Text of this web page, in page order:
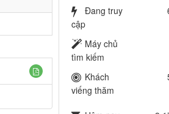
cấp xã thực hiện phi địa
hành chính trên địa bàn tỉnh
Bình Dương
Ngày ban hành: 13/03/
Kế hoạch Phổ biến, giáo
dục pháp luật năm 2025
Đang truy
cập
Máy chủ
tìm kiếm
Khách
viếng thăm